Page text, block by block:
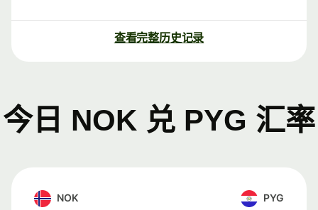
查看完整历史记录
今日 NOK 兑 PYG 汇率
NOK PYG